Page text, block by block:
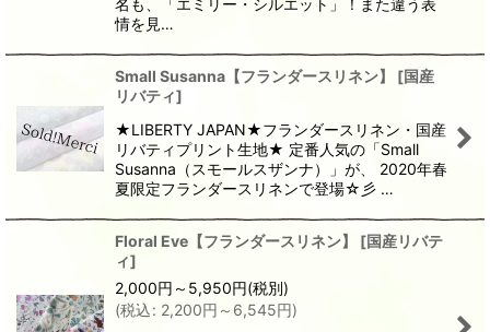
名も、「エミリー・シルエット」！また違う表
情を見…
Small Susanna【フランダースリネン】 [国産
リバティ]
★LIBERTY JAPAN★フランダースリネン・国産
リバティプリント生地★ 定番人気の「Small
Susanna（スモールスザンナ）」が、 2020年春
夏限定フランダースリネンで登場☆彡 …
Floral Eve【フランダースリネン】 [国産リバテ
ィ]
2,000円 ～5,950円(税別)
(税込: 2,200円 ～6,545円)